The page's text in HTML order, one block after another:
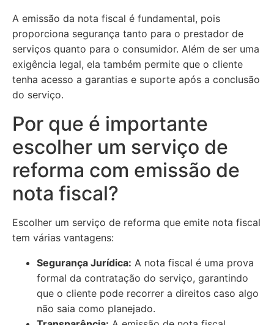
A emissão da nota fiscal é fundamental, pois
proporciona segurança tanto para o prestador de
serviços quanto para o consumidor. Além de ser uma
exigência legal, ela também permite que o cliente
tenha acesso a garantias e suporte após a conclusão
do serviço.
Por que é importante
escolher um serviço de
reforma com emissão de
nota fiscal?
Escolher um serviço de reforma que emite nota fiscal
tem várias vantagens:
Segurança Jurídica: A nota fiscal é uma prova
formal da contratação do serviço, garantindo
que o cliente pode recorrer a direitos caso algo
não saia como planejado.